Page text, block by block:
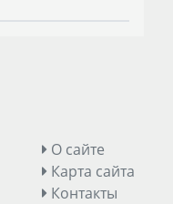
О сайте
Карта сайта
Контакты